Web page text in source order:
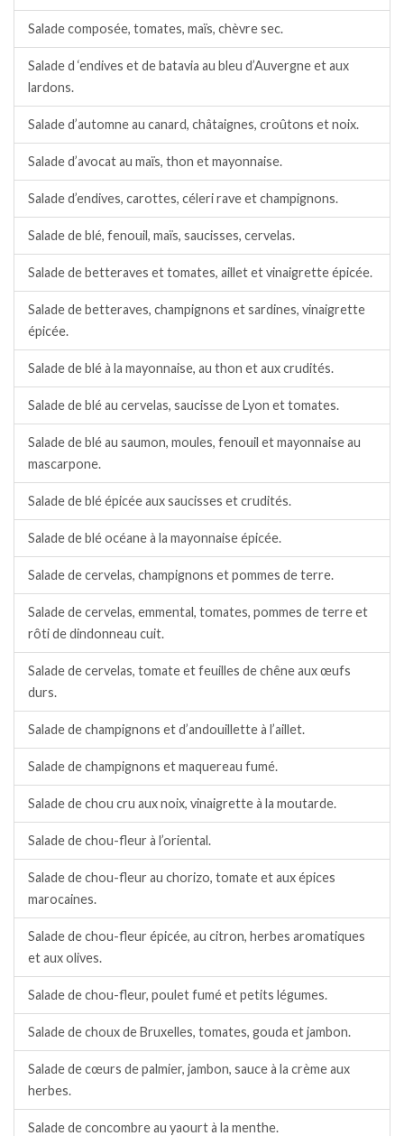
Salade composée, tomates, maïs, chèvre sec.
Salade d ‘endives et de batavia au bleu d’Auvergne et aux
lardons.
Salade d’automne au canard, châtaignes, croûtons et noix.
Salade d’avocat au maïs, thon et mayonnaise.
Salade d’endives, carottes, céleri rave et champignons.
Salade de blé, fenouil, maïs, saucisses, cervelas.
Salade de betteraves et tomates, aillet et vinaigrette épicée.
Salade de betteraves, champignons et sardines, vinaigrette
épicée.
Salade de blé à la mayonnaise, au thon et aux crudités.
Salade de blé au cervelas, saucisse de Lyon et tomates.
Salade de blé au saumon, moules, fenouil et mayonnaise au
mascarpone.
Salade de blé épicée aux saucisses et crudités.
Salade de blé océane à la mayonnaise épicée.
Salade de cervelas, champignons et pommes de terre.
Salade de cervelas, emmental, tomates, pommes de terre et
rôti de dindonneau cuit.
Salade de cervelas, tomate et feuilles de chêne aux œufs
durs.
Salade de champignons et d’andouillette à l’aillet.
Salade de champignons et maquereau fumé.
Salade de chou cru aux noix, vinaigrette à la moutarde.
Salade de chou-fleur à l’oriental.
Salade de chou-fleur au chorizo, tomate et aux épices
marocaines.
Salade de chou-fleur épicée, au citron, herbes aromatiques
et aux olives.
Salade de chou-fleur, poulet fumé et petits légumes.
Salade de choux de Bruxelles, tomates, gouda et jambon.
Salade de cœurs de palmier, jambon, sauce à la crème aux
herbes.
Salade de concombre au yaourt à la menthe.